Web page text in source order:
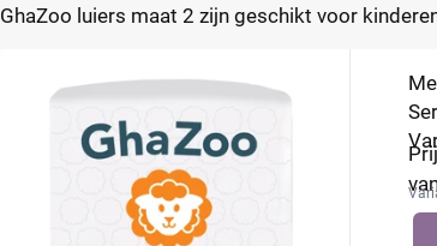
GhaZoo luiers maat 2 zijn geschikt voor
parfum, chloor en pvc. Vergelijk prijzen en luier